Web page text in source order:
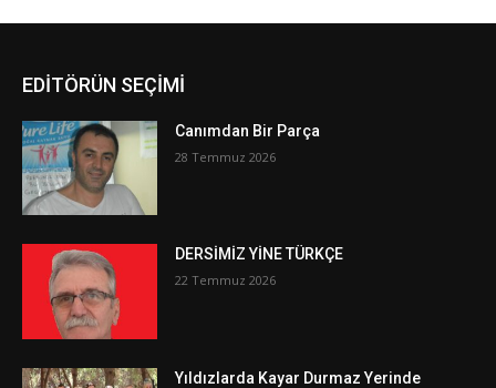
EDİTÖRÜN SEÇİMİ
Canımdan Bir Parça
28 Temmuz 2026
DERSİMİZ YİNE TÜRKÇE
22 Temmuz 2026
Yıldızlarda Kayar Durmaz Yerinde